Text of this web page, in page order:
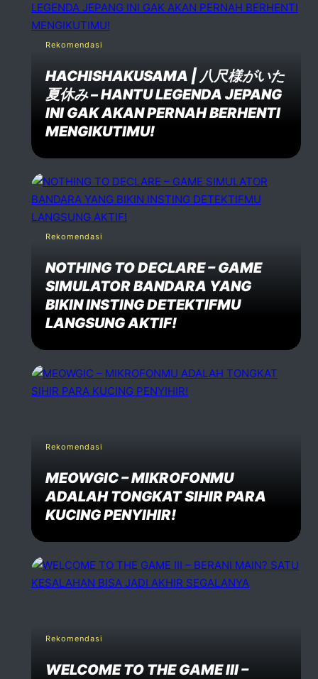
Rekomendasi
HACHISHAKUSAMA | 八尺様がいた
夏休み – HANTU LEGENDA JEPANG
INI GAK AKAN PERNAH BERHENTI
MENGIKUTIMU!
Rekomendasi
NOTHING TO DECLARE – GAME
SIMULATOR BANDARA YANG
BIKIN INSTING DETEKTIFMU
LANGSUNG AKTIF!
Rekomendasi
MEOWGIC – MIKROFONMU
ADALAH TONGKAT SIHIR PARA
KUCING PENYIHIR!
Rekomendasi
WELCOME TO THE GAME III –